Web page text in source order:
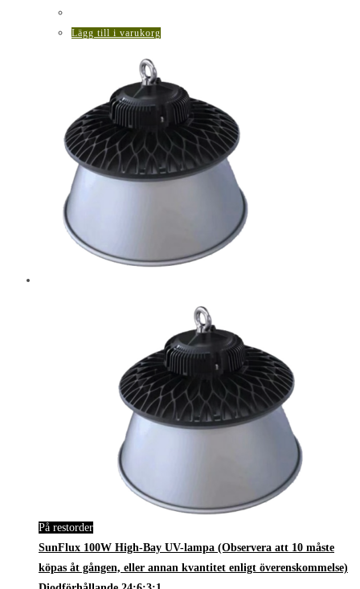
Lägg till i varukorg
På restorder
SunFlux 100W High-Bay UV-lampa (Observera att 10 måste
köpas åt gången, eller annan kvantitet enligt överenskommelse)